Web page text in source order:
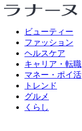
ビューティー
ファッション
ヘルスケア
キャリア・転職
マネー・ポイ活
トレンド
グルメ
くらし